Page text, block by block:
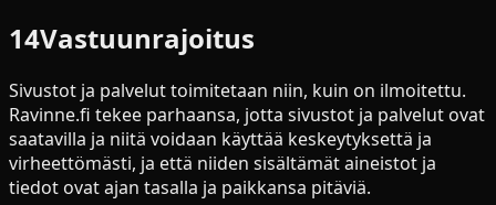
14Vastuunrajoitus
Sivustot ja palvelut toimitetaan niin, kuin on ilmoitettu.
Ravinne.fi tekee parhaansa, jotta sivustot ja palvelut ovat
saatavilla ja niitä voidaan käyttää keskeytyksettä ja
virheettömästi, ja että niiden sisältämät aineistot ja
tiedot ovat ajan tasalla ja paikkansa pitäviä.